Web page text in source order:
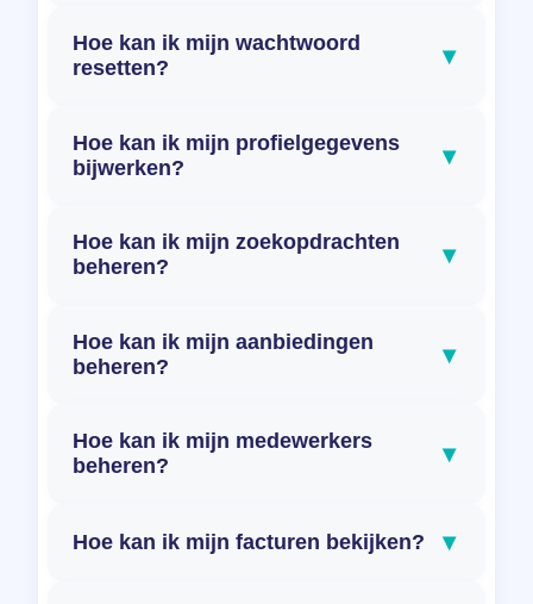
Hoe kan ik mijn wachtwoord
resetten?
▾
Hoe kan ik mijn profielgegevens
bijwerken?
▾
Hoe kan ik mijn zoekopdrachten
beheren?
▾
Hoe kan ik mijn aanbiedingen
beheren?
▾
Hoe kan ik mijn medewerkers
beheren?
▾
Hoe kan ik mijn facturen bekijken? ▾